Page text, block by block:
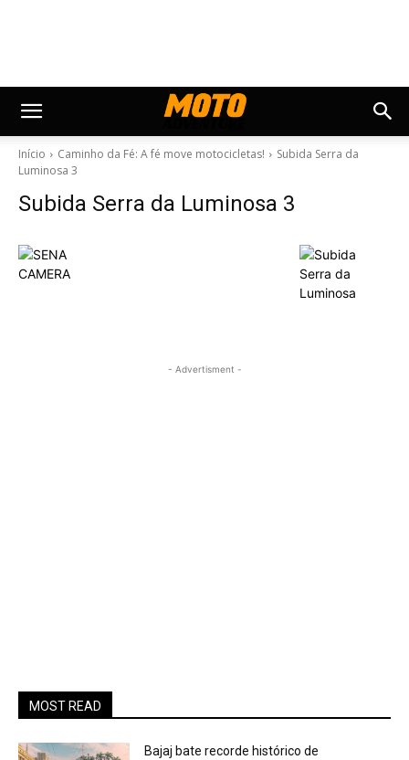
Início Caminho da Fé: A fé move motocicletas!
Subida Serra da
Luminosa 3
Subida Serra da Luminosa 3
- Advertisment -
MOST READ
Bajaj bate recorde histórico de